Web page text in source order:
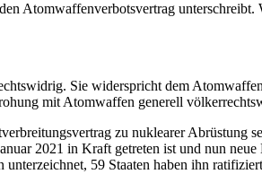
Atomwaffenverbotsvertrag
Sie widerspricht dem
mit Atomwaffen generell
zu nuklearer Abrüstung
2021 in Kraft getreten ist und nun
59 Staaten haben ihn